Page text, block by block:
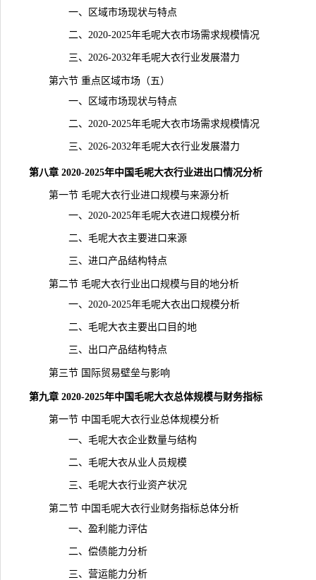
一、区域市场现状与特点
二、2020-2025年毛呢大衣市场需求规模情况
三、2026-2032年毛呢大衣行业发展潜力
第六节 重点区域市场（五）
一、区域市场现状与特点
二、2020-2025年毛呢大衣市场需求规模情况
三、2026-2032年毛呢大衣行业发展潜力
第八章 2020-2025年中国毛呢大衣行业进出口情况分析
第一节 毛呢大衣行业进口规模与来源分析
一、2020-2025年毛呢大衣进口规模分析
二、毛呢大衣主要进口来源
三、进口产品结构特点
第二节 毛呢大衣行业出口规模与目的地分析
一、2020-2025年毛呢大衣出口规模分析
二、毛呢大衣主要出口目的地
三、出口产品结构特点
第三节 国际贸易壁垒与影响
第九章 2020-2025年中国毛呢大衣总体规模与财务指标
第一节 中国毛呢大衣行业总体规模分析
一、毛呢大衣企业数量与结构
二、毛呢大衣从业人员规模
三、毛呢大衣行业资产状况
第二节 中国毛呢大衣行业财务指标总体分析
一、盈利能力评估
二、偿债能力分析
三、营运能力分析